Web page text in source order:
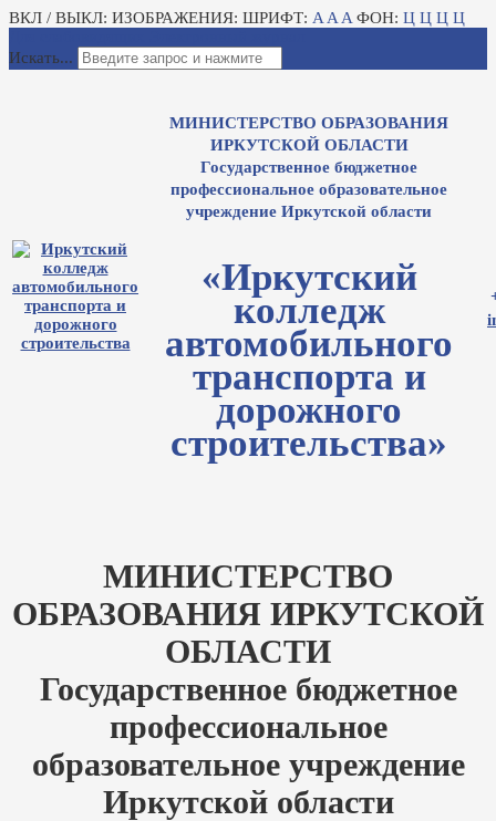
ВКЛ / ВЫКЛ: ИЗОБРАЖЕНИЯ: ШРИФТ: A A A ФОН: Ц Ц Ц Ц
Искать...
МИНИСТЕРСТВО ОБРАЗОВАНИЯ
ИРКУТСКОЙ ОБЛАСТИ
Государственное бюджетное
профессиональное образовательное
учреждение Иркутской области
«Иркутский
колледж
автомобильного
транспорта и
дорожного
строительства»
МИНИСТЕРСТВО
ОБРАЗОВАНИЯ ИРКУТСКОЙ
ОБЛАСТИ
Государственное бюджетное
профессиональное
образовательное учреждение
Иркутской области